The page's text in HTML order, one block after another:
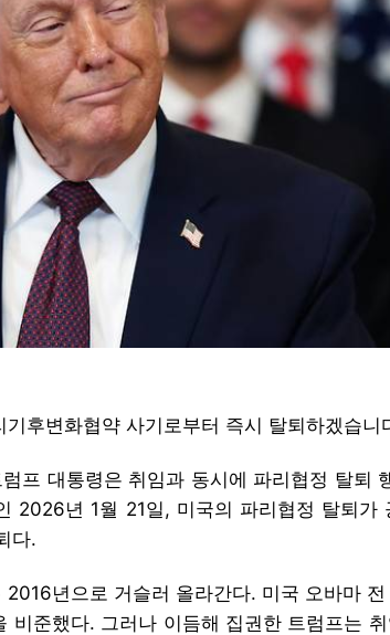
후변화협약 사기로부터 즉시 탈퇴하겠습니
프 대통령은 취임과 동시에 파리협정 탈퇴
2026년 1월 21일, 미국의 파리협정 탈퇴가
다.
2016년으로 거슬러 올라간다. 미국 오바마
비준했다. 그러나 이듬해 집권한 트럼프는